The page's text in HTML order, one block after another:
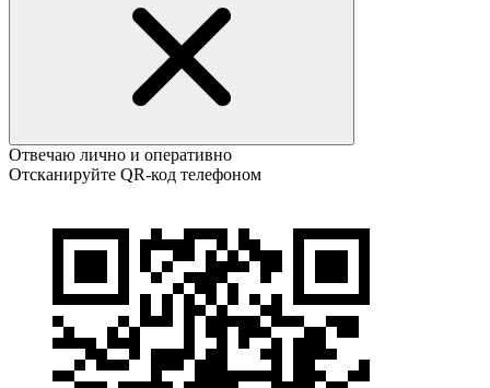
Отвечаю лично и оперативно
Отсканируйте QR-код телефоном